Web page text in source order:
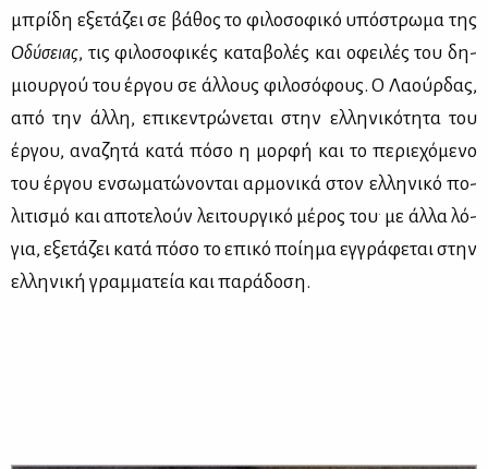
μπρί­δη εξε­τά­ζει σε βά­θος το φι­λο­σο­φι­κό υπό­στρω­μα της
Οδύ­σειας, τις φι­λο­σο­φι­κές κα­τα­βο­λές και οφει­λές του δη­
μιουρ­γού του έρ­γου σε άλ­λους φι­λο­σό­φους. Ο Λα­ούρ­δας,
από την άλ­λη, επι­κε­ντρώ­νε­ται στην ελ­λη­νι­κό­τη­τα του
έρ­γου, ανα­ζη­τά κα­τά πό­σο η μορ­φή και το πε­ριε­χό­με­νο
του έρ­γου εν­σω­μα­τώ­νο­νται αρ­μο­νι­κά στον ελ­λη­νι­κό πο­
λι­τι­σμό και απο­τε­λούν λει­τουρ­γι­κό μέ­ρος του. με άλ­λα λό­
για, εξε­τά­ζει κα­τά πό­σο το επι­κό ποί­η­μα εγ­γρά­φε­ται στην
ελ­λη­νι­κή γραμ­μα­τεία και πα­ρά­δο­ση.